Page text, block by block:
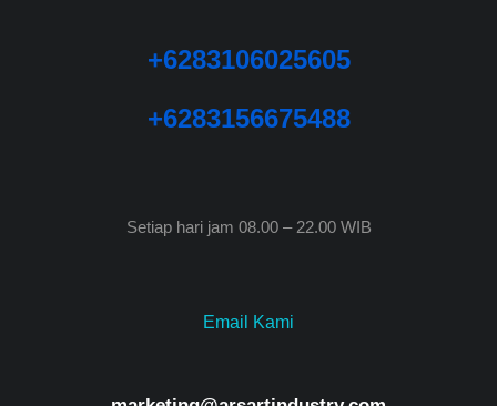
+6283106025605
+6283156675488
Setiap hari jam 08.00 – 22.00 WIB
Email Kami